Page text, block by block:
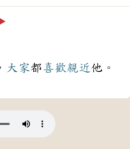
大家都喜歡親近他。